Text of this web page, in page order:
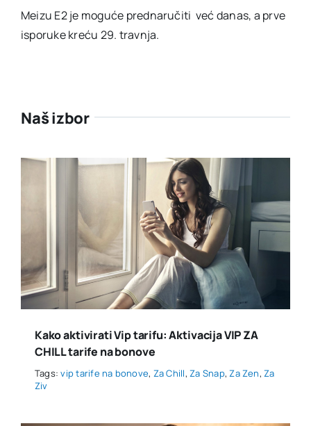
Meizu E2 je moguće prednaručiti već danas, a prve
isporuke kreću 29. travnja.
Naš izbor
Kako aktivirati Vip tarifu: Aktivacija VIP ZA
CHILL tarife na bonove
Tags:vip tarife na bonove, Za Chill,Za Snap,Za Zen,Za
Ziv